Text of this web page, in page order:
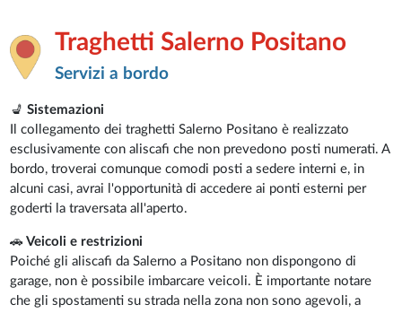
Traghetti Salerno Positano
Servizi a bordo
💺Sistemazioni
Il collegamento dei traghetti Salerno Positano è realizzato
esclusivamente con aliscafi che non prevedono posti numerati. A
bordo, troverai comunque comodi posti a sedere interni e, in
alcuni casi, avrai l'opportunità di accedere ai ponti esterni per
goderti la traversata all'aperto.
🚗 Veicoli e restrizioni
Poiché gli aliscafi da Salerno a Positano non dispongono di
garage, non è possibile imbarcare veicoli. È importante notare
che gli spostamenti su strada nella zona non sono agevoli, a